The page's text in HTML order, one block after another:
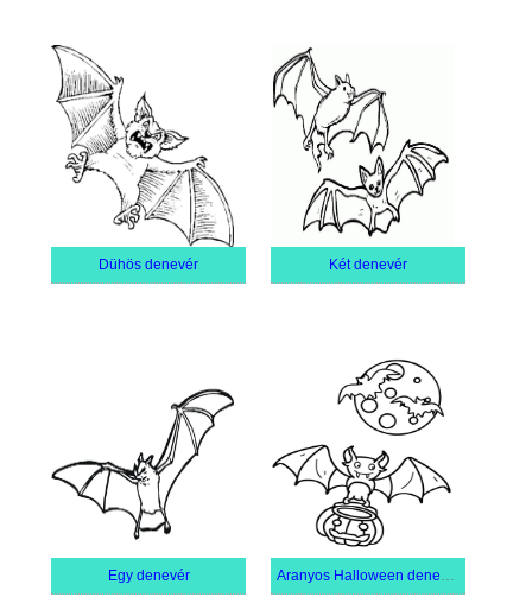
Dühös denevér Két denevér
Egy denevér Aranyos Halloween denevérek